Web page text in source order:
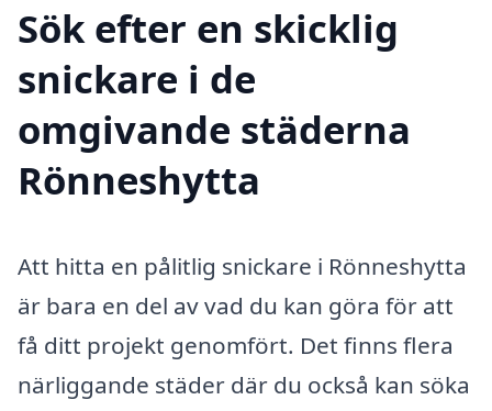
Sök efter en skicklig
snickare i de
omgivande städerna
Rönneshytta
Att hitta en pålitlig snickare i Rönneshytta
är bara en del av vad du kan göra för att
få ditt projekt genomfört. Det finns flera
närliggande städer där du också kan söka